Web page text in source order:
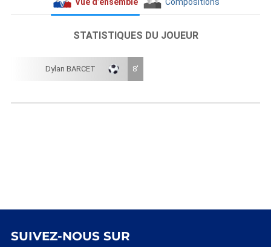
STATISTIQUES DU JOUEUR
Dylan BARCET 8'
SUIVEZ-NOUS SUR